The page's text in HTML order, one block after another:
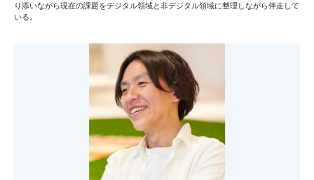
り添いながら現在の課題をデジタル領域と非デジタル領域に整理しながら伴走して
いる。